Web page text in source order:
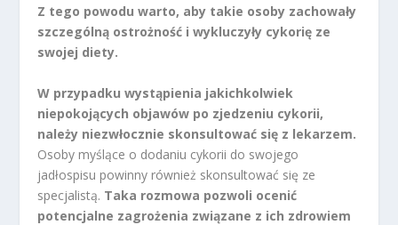
Z tego powodu warto, aby takie osoby zachowały
szczególną ostrożność i wykluczyły cykorię ze
swojej diety.
W przypadku wystąpienia jakichkolwiek
niepokojących objawów po zjedzeniu cykorii,
należy niezwłocznie skonsultować się z lekarzem.
Osoby myślące o dodaniu cykorii do swojego
jadłospisu powinny również skonsultować się ze
specjalistą. Taka rozmowa pozwoli ocenić
potencjalne zagrożenia związane z ich zdrowiem